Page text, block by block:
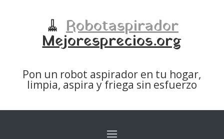
🧹 Robotaspirador
Mejoresprecios.org
Pon un robot aspirador en tu hogar,
limpia, aspira y friega sin esfuerzo